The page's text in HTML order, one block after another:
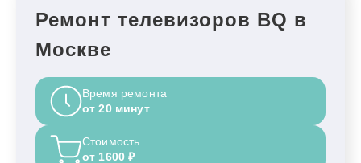
Ремонт телевизоров BQ в
Москве
Время ремонта
от 20 минут
Стоимость
от 1600 ₽